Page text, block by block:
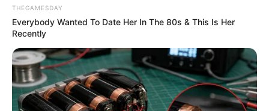
THEGAMESDAY
Everybody Wanted To Date Her In The 80s & This Is Her
Recently